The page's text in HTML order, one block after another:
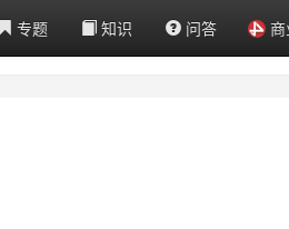
专题 知识 问答